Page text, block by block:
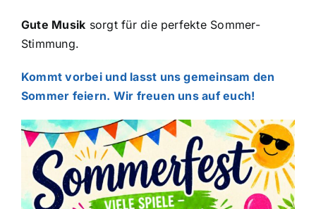
Gute Musik sorgt für die perfekte Sommer-
Stimmung.
Kommt vorbei und lasst uns gemeinsam den
Sommer feiern. Wir freuen uns auf euch!